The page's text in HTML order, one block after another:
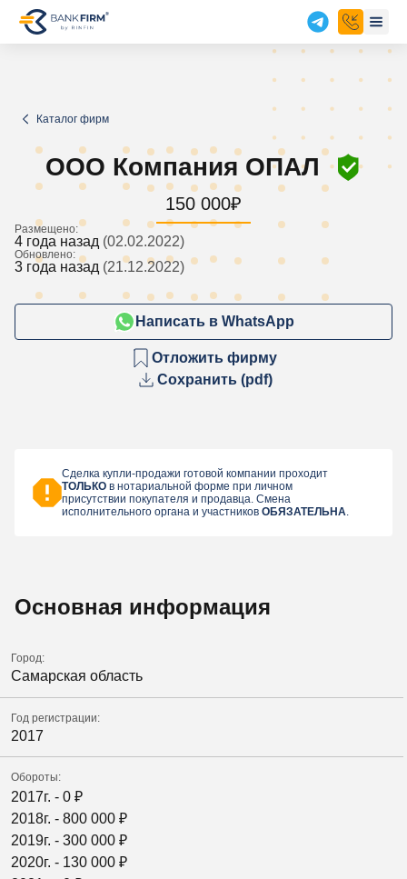
Каталог фирм
ООО Компания ОПАЛ
150 000₽
Размещено:
4 года назад (02.02.2022)
Обновлено:
3 года назад (21.12.2022)
Написать в WhatsApp
Отложить фирму
Сохранить (pdf)
Сделка купли-продажи готовой компании проходит
ТОЛЬКО в нотариальной форме при личном
присутствии покупателя и продавца. Смена
исполнительного органа и участников ОБЯЗАТЕЛЬНА.
Основная информация
Город:
Самарская область
Год регистрации:
2017
Обороты:
2017г. - 0 ₽
2018г. - 800 000 ₽
2019г. - 300 000 ₽
2020г. - 130 000 ₽